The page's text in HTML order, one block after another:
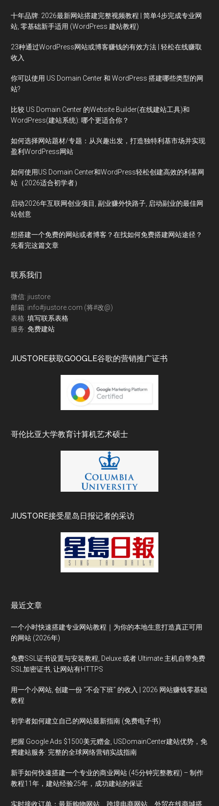
十年品牌: 2026最新网站搭建完整视频教程 | 简单4步完成专业网
站, 零基础新手适用 (WordPress 建站教程)
23种通过WordPress网站或博客赚钱的有效方法 | 轻松在线赚取
收入
你可以使用 US Domain Center 和 WordPress 搭建哪些类型的网
站?
比较 US Domain Center 的Website Builder(在线建站工具)和
WordPress(建站系统): 哪个更适合你？
如何选择网站题材/专题：从兴趣出发，打造独特利基市场并实现
盈利WordPress网站
如何使用US Domain Center和WordPress轻松创建高效的利基网
站（2026适合初学者）
启动2026年互联网创业项目, 副业赚外快路子, 启动副业的最佳网
站创意
想搭建一个免费的网站或者博客？在找如何免费搭建网站途径？
先看完这篇文章
联系我们
微信: jiustore
邮箱: info#jiustore.com (将#改@)
表格:填写联系表格
服务:免费建站
JIUSTORE获取GOOGLE谷歌的营销推广证书
哥伦比亚大学教育计算机艺术硕士
JIUSTORE接受星岛日报记者的采访
最近文章
一个小时快速搭建专业网站教程｜为你的本地生意打造真正可用
的网站 (2026年)
免费SSL证书设置与安装教程, Deluxe 或者 Ultimate 主机自带免费
SSL加密证书, 让网站有HTTPS
用一个小网站, 创建一份 “不会下班” 的收入 | 2026 网站赚钱零基础
教程
初学者如何建立自己的网站最新指南 (免费电子书)
把握 Google Ads $1500美元赠金, USDomainCenter建站优势，免
费建站服务: 完整的全球网络营销实战指南
新手如何快速搭建一个专业的商业网站 (45分钟完整教程) – 制作
教程11年，建站经验25年，成功建站的保证
实时接收订单：最新购物网站、跨境电商网站、外贸在线商城搭